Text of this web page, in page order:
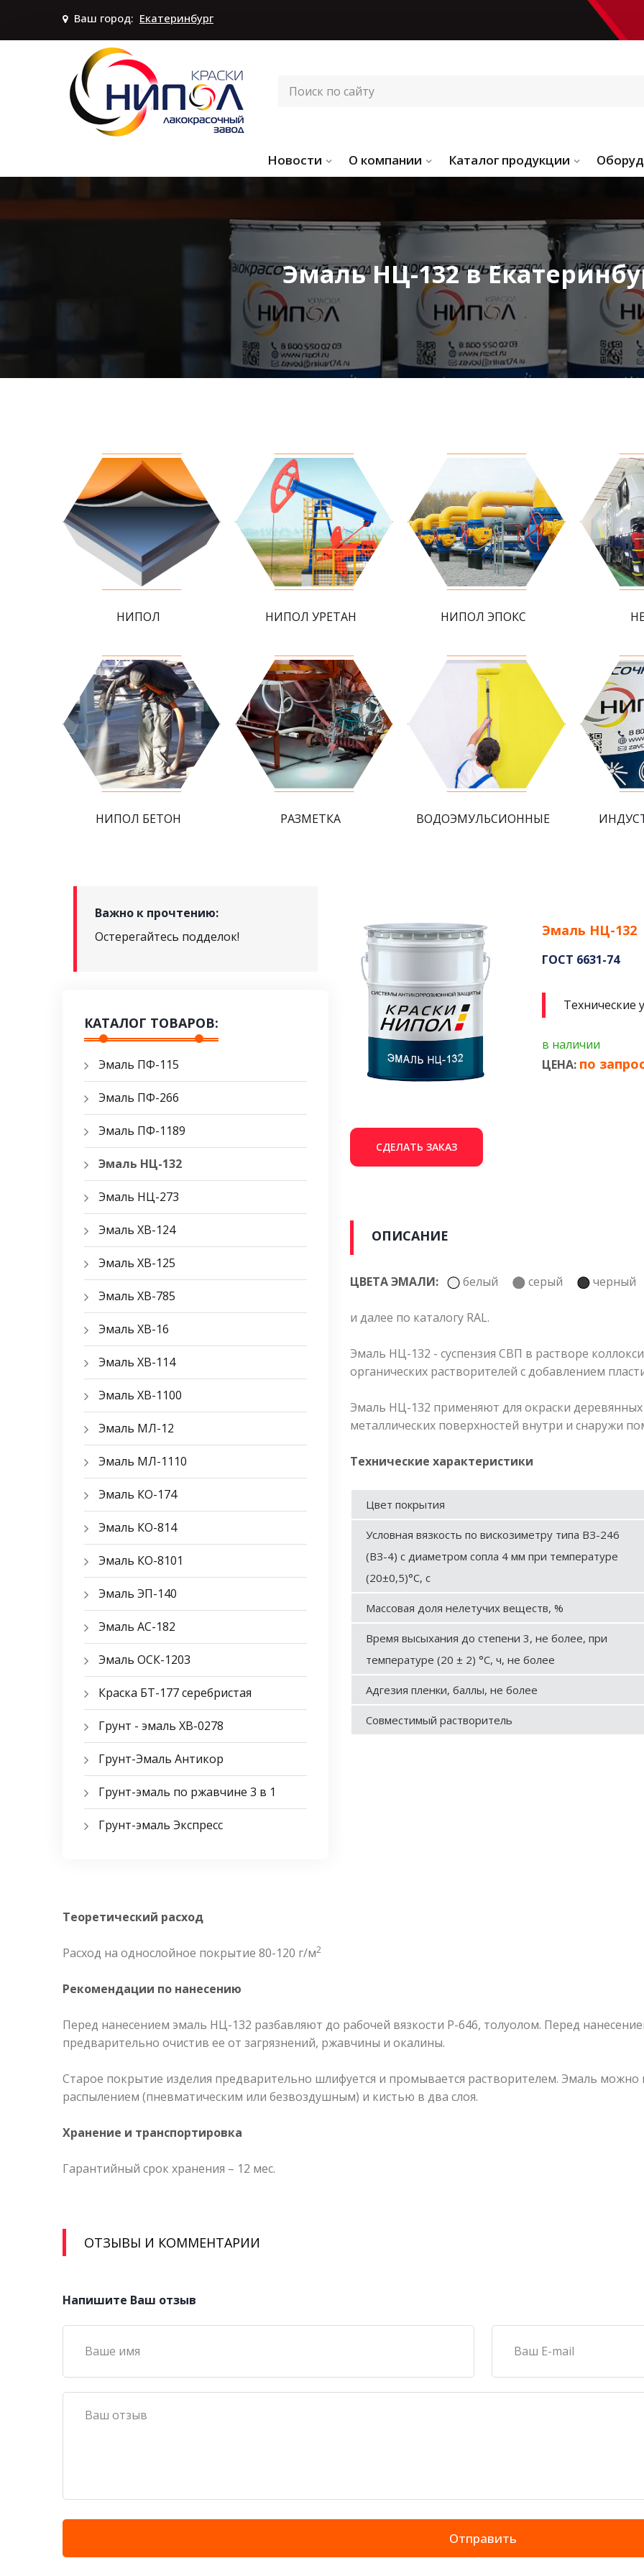
Ваш город: Екатеринбург
Новости О компании Каталог продукции
Эмаль НЦ-132 в
НИПОЛ НИПОЛ УРЕТАН НИПОЛ ЭПОКС
НИПОЛ БЕТОН РАЗМЕТКА ВОДОЭМУЛЬСИОННЫЕ
Важно к прочтению:
Остерегайтесь подделок!
КАТАЛОГ ТОВАРОВ:
Эмаль ПФ-115
Эмаль ПФ-266
Эмаль ПФ-1189
Эмаль НЦ-132
Эмаль НЦ-273
Эмаль ХВ-124
Эмаль ХВ-125
Эмаль ХВ-785
Эмаль ХВ-16
Эмаль ХВ-114
Эмаль ХВ-1100
Эмаль МЛ-12
Эмаль МЛ-1110
Эмаль КО-174
Эмаль КО-814
Эмаль КО-8101
Эмаль ЭП-140
Эмаль АС-182
Эмаль ОСК-1203
Краска БТ-177 серебристая
Грунт - эмаль ХВ-0278
Грунт-Эмаль Антикор
Грунт-эмаль по ржавчине 3 в 1
Грунт-эмаль Экспресс
Эмаль НЦ-132
ГОСТ 6631-74
Технические
в наличии
ЦЕНА: по
СДЕЛАТЬ ЗАКАЗ
ОПИСАНИЕ
ЦВЕТА ЭМАЛИ: белый серый черный
и далее по каталогу RAL.
Эмаль НЦ-132 - суспензия СВП в растворе
органических растворителей с добавлением
Эмаль НЦ-132 применяют для окраски
металлических поверхностей внутри и снаружи
Технические характеристики
Цвет покрытия
Условная вязкость по вискозиметру типа ВЗ-246
(ВЗ-4) с диаметром сопла 4 мм при температуре
(20±0,5)°С, с
Массовая доля нелетучих веществ, %
Время высыхания до степени 3, не более, при
температуре (20 ± 2) °С, ч, не более
Адгезия пленки, баллы, не более
Совместимый растворитель
Теоретический расход
Расход на однослойное покрытие 80-120 г/м2
Рекомендации по нанесению
Перед нанесением эмаль НЦ-132 разбавляют до рабочей вязкости Р-646, толуолом. Перед
предварительно очистив ее от загрязнений, ржавчины и окалины.
Старое покрытие изделия предварительно шлифуется и промывается растворителем. Эмаль
распылением (пневматическим или безвоздушным) и кистью в два слоя.
Хранение и транспортировка
Гарантийный срок хранения – 12 мес.
ОТЗЫВЫ И КОММЕНТАРИИ
Напишите Ваш отзыв
Отправить